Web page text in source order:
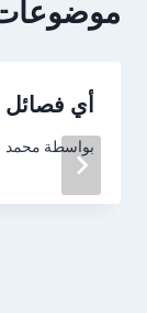
أي فصائل
بواسطة محمد